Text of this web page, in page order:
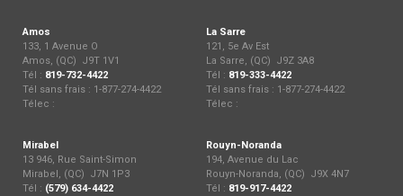
Amos
133, 1 Avenue O
Amos, (QC) J9T 1V1
Tél : 819-732-4422
Tél sans frais : 1-877-274-4422
Télec :
La Sarre
121, 5e Av Est
La Sarre, (QC) J9Z 3A8
Tél : 819-333-4422
Tél sans frais : 1-877-274-4422
Télec :
Mirabel
13 946, Rue Saint-Simon
Mirabel, (QC) J7N 1P3
Tél : (579) 634-4422
Rouyn-Noranda
194, Avenue du Lac
Rouyn-Noranda, (QC) J9X 4N7
Tél : 819-917-4422